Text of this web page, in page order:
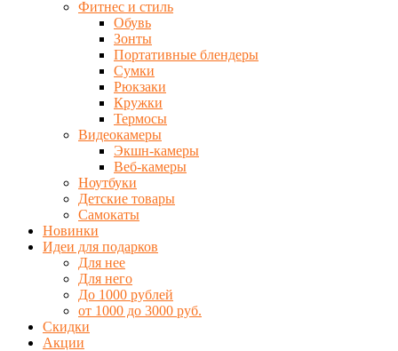
Фитнес и стиль
Обувь
Зонты
Портативные блендеры
Сумки
Рюкзаки
Кружки
Термосы
Видеокамеры
Экшн-камеры
Веб-камеры
Ноутбуки
Детские товары
Самокаты
Новинки
Идеи для подарков
Для нее
Для него
До 1000 рублей
от 1000 до 3000 руб.
Скидки
Акции